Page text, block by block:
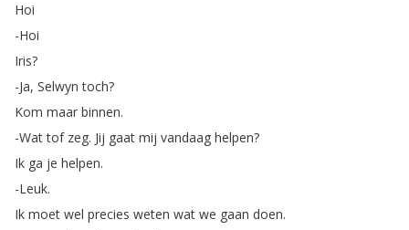
Hoi
-Hoi
Iris?
-Ja, Selwyn toch?
Kom maar binnen.
-Wat tof zeg. Jij gaat mij vandaag helpen?
Ik ga je helpen.
-Leuk.
Ik moet wel precies weten wat we gaan doen.